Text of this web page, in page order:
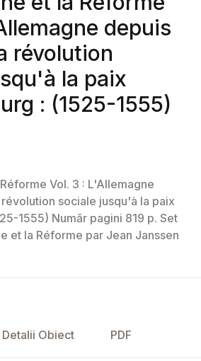
depuis
révolution
la paix
: (1525-1555)
Vol. 3 : L'Allemagne
sociale jusqu'à la paix
1555) Număr pagini 819 p. Set
et la Réforme par Jean Janssen
Detalii Obiect PDF